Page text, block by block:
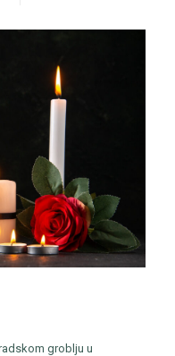
groblju u